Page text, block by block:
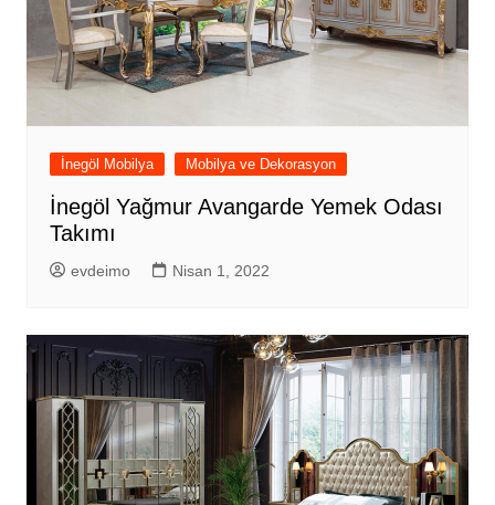
İnegöl Mobilya Mobilya ve Dekorasyon
İnegöl Yağmur Avangarde Yemek Odası
Takımı
evdeimo Nisan 1, 2022